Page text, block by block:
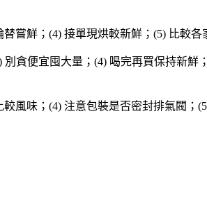
嘗鮮；(4) 接單現烘較新鮮；(5) 比較各
貪便宜囤大量；(4) 喝完再買保持新鮮
風味；(4) 注意包裝是否密封排氣閥；